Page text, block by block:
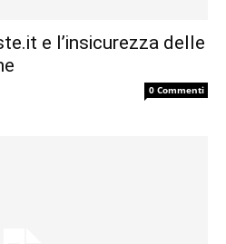
e l’insicurezza delle
0 Commenti